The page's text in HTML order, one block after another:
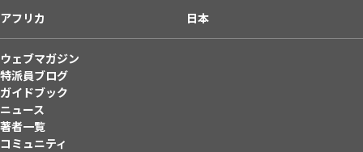
アフリカ
日本
ウェブマガジン
特派員ブログ
ガイドブック
ニュース
著者一覧
コミュニティ